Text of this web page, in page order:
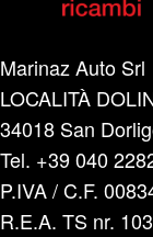
Marinaz Auto Srl
LOCALITÀ
34018 San
Tel. +39 040
P.IVA / C.F.
R.E.A. TS nr.